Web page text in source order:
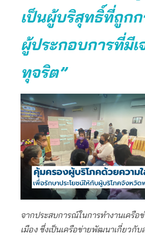
เป็นผู้บริสุทธิ์ที่ถูก
ผู้ประกอบการที่มีเ
ทุจริต”
จากประสบการณ์ในการทำงานเครือ
เมือง ซึ่งเป็นเครือข่ายพัฒนาเกี่ยวกั